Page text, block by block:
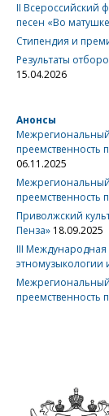
II Всероссийский
песен «Во
Стипендия и
Результаты
15.04.2026
Анонсы
Межрегиональный
преемственность
06.11.2025
Межрегиональный
преемственность
Приволжский
Пенза» 18.09.2025
III Международная
этномузыкологии
Межрегиональный
преемственность